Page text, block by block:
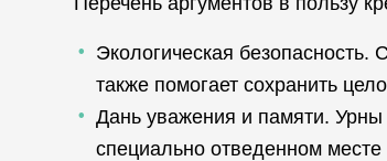
Экологическая
также помогает сохранить
Дань уважения и памяти.
специально отведенном